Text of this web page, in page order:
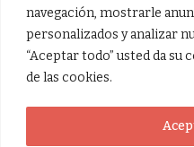
navegación, mostrarle
personalizados y analizar
“Aceptar todo” usted da
de las cookies.
+34 614 179 403
info@cicop.com